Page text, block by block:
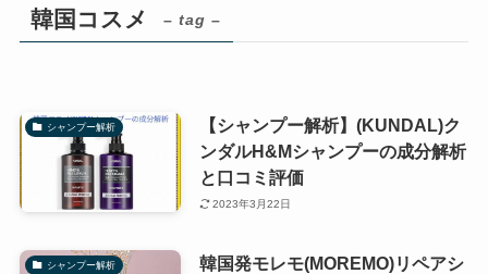
韓国コスメ – tag –
シャンプー解析
【シャンプー解析】(KUNDAL)ク
ンダルH&Mシャンプーの成分解析
と口コミ評価
2023年3月22日
シャンプー解析
韓国発モレモ(MOREMO)リペアシ